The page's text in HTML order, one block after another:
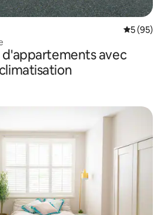
5 (95)
d'appartements avec
climatisation